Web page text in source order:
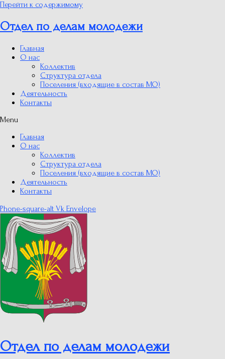
Перейти к содержимому
Отдел по делам молодежи
Главная
О нас
Коллектив
Структура отдела
Поселения (входящие в состав МО)
Деятельность
Контакты
Menu
Главная
О нас
Коллектив
Структура отдела
Поселения (входящие в состав МО)
Деятельность
Контакты
Phone-square-alt Vk Envelope
Отдел по делам молодежи